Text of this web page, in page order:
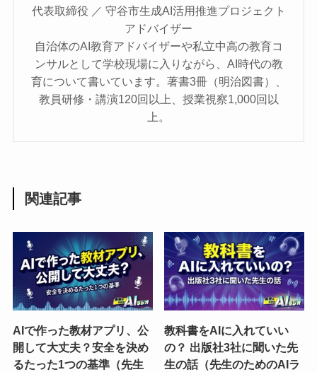
代表取締役 ／ 守谷市生成AI活用推進プロジェクト
アドバイザー
自治体のAI教育アドバイザーや私立中高の教育コ
ンサルとして学校現場に入りながら、AI時代の教
育について書いています。著書3冊（明治図書）、
教員研修・講演120回以上、授業視察1,000回以
上。
関連記事
AIで作った教材アプリ、公
開して大丈夫？安全を決め
るたった1つの基準（先生
教科書をAIに入れていい
の？ 出版社3社に聞いた先
生の話（先生のためのAIラ